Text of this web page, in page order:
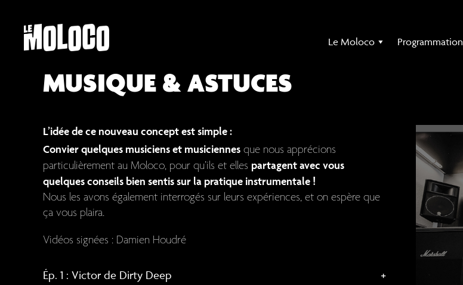
Le Moloco Programmation
MUSIQUE & ASTUCES
L’idée de ce nouveau concept est simple :
Convier quelques musiciens et musiciennes que nous apprécions
particulièrement au Moloco, pour qu’ils et elles partagent avec vous
quelques conseils bien sentis sur la pratique instrumentale !
Nous les avons également interrogés sur leurs expériences, et on espère que
ça vous plaira.
Vidéos signées : Damien Houdré
Ép. 1 : Victor de Dirty Deep +